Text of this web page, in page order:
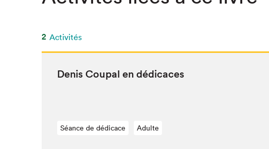
SLM 2018
2 Activités
Denis Coupal en dédicaces
Séance de dédicace Adulte